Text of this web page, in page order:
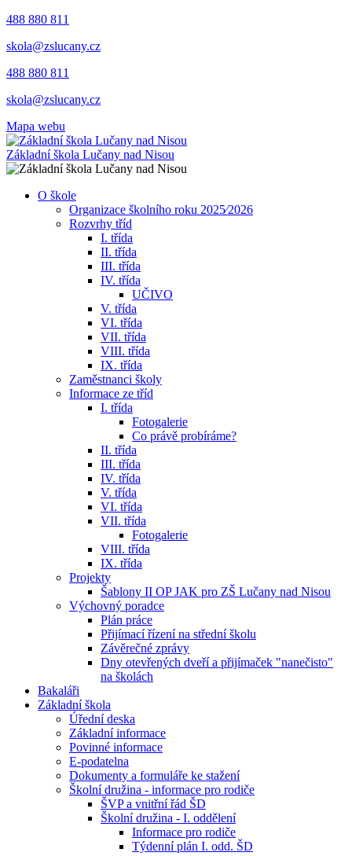
488 880 811
skola@zslucany.cz
488 880 811
skola@zslucany.cz
Mapa webu
Základní škola Lučany nad Nisou
O škole
Organizace školního roku 2025⁄2026
Rozvrhy tříd
I. třída
II. třída
III. třída
IV. třída
UČIVO
V. třída
VI. třída
VII. třída
VIII. třída
IX. třída
Zaměstnanci školy
Informace ze tříd
I. třída
Fotogalerie
Co právě probíráme?
II. třída
III. třída
IV. třída
V. třída
VI. třída
VII. třída
Fotogalerie
VIII. třída
IX. třída
Projekty
Šablony II OP JAK pro ZŠ Lučany nad Nisou
Výchovný poradce
Plán práce
Přijímací řízení na střední školu
Závěrečné zprávy
Dny otevřených dveří a přijímaček "nanečisto"
na školách
Bakaláři
Základní škola
Úřední deska
Základní informace
Povinné informace
E-podatelna
Dokumenty a formuláře ke stažení
Školní družina - informace pro rodiče
ŠVP a vnitřní řád ŠD
Školní družina - I. oddělení
Informace pro rodiče
Týdenní plán I. odd. ŠD